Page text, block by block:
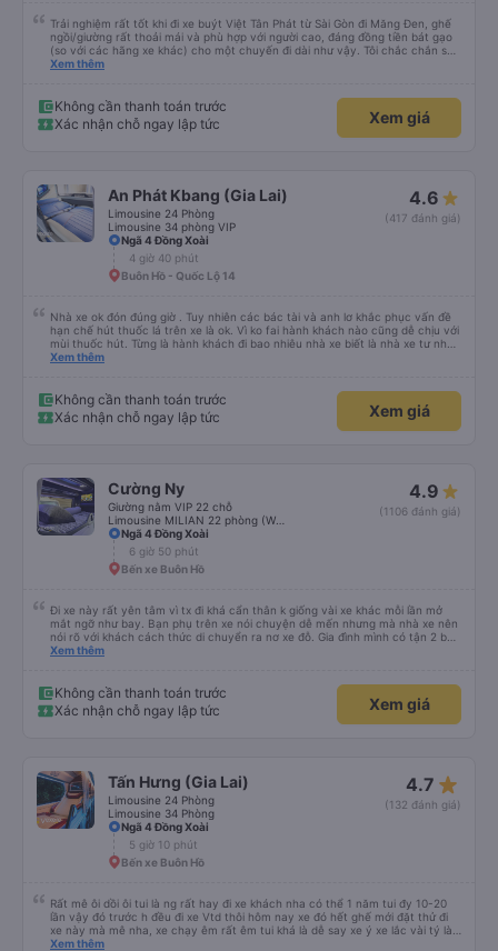
Trải nghiệm rất tốt khi đi xe buýt Việt Tân Phát từ Sài Gòn đi Măng Đen, ghế
ngồi/giường rất thoải mái và phù hợp với người cao, đáng đồng tiền bát gạo
(so với các hãng xe khác) cho một chuyến đi dài như vậy. Tôi chắc chắn sẽ
sử dụng lại sau.
Xem thêm
Không cần thanh toán trước
Xác nhận chỗ ngay lập tức
Xem giá
An Phát Kbang (Gia Lai)
Limousine 24 Phòng
Limousine 34 phòng VIP
4.6
(417 đánh giá)
Ngã 4 Đồng Xoài
4 giờ 40 phút
Buôn Hồ - Quốc Lộ 14
Nhà xe ok đón đúng giờ . Tuy nhiên các bác tài và anh lơ khắc phục vấn đề
hạn chế hút thuốc lá trên xe là ok. Vì ko fai hành khách nào cũng dễ chịu với
mùi thuốc hút. Từng là hành khách đi bao nhiêu nhà xe biết là nhà xe tư nhân
, nhưng hãy theo cách vận hành của Phương Trang Busline, từ tổng đài cho
Xem thêm
Không cần thanh toán trước
Xác nhận chỗ ngay lập tức
Xem giá
Cường Ny
Giường nằm VIP 22 chỗ
4.9
(1106 đánh giá)
Ngã 4 Đồng Xoài
6 giờ 50 phút
Bến xe Buôn Hồ
Đi xe này rất yên tâm vì tx đi khá cẩn thân k giống vài xe khác mỗi lần mở
mắt ngỡ như bay. Bạn phụ trên xe nói chuyện dễ mến nhưng mà nhà xe nên
nói rõ với khách cách thức di chuyển ra nơ xe đỗ. Gia đình mình có tận 2 bé
nhỏ tay xách nách mang mà mình bị xoay vòng vòng đi bộ đến khu đỗ xe thì
Xem thêm
Không cần thanh toán trước
Xác nhận chỗ ngay lập tức
Xem giá
Tấn Hưng (Gia Lai)
Limousine 24 Phòng
Limousine 34 Phòng
4.7 star_rate
(132 đánh giá)
Ngã 4 Đồng Xoài
5 giờ 10 phút
Bến xe Buôn Hồ
Rất mê ôi dồi ôi tui là ng rất hay đi xe khách nha có thể 1 năm tui đy 10-20
lần vậy đó trước h đều đi xe Vtd thôi hôm nay xe đó hết ghế mới đặt thử đi
xe này mà mê nha, xe chạy êm rất êm tui khá là dễ say xe ý xe lắc vài tý là
tui say liền à mà đi xe này tui ngồi các kiểu thậm chí gần nữa đoạn đg tui
Xem thêm